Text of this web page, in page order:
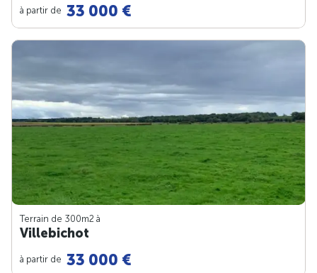
à partir de 33 000 €
Terrain de 300m2 à
Villebichot
à partir de 33 000 €